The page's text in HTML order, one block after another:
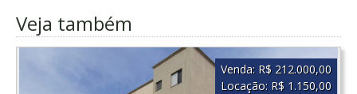
Veja também
Venda: R$ 212.000,00
Locação: R$ 1.150,00